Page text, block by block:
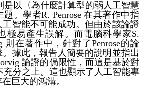
〈為什麼計算型的弱人工智慧
。學者R. Penrose 在其著作中指
智能不可能成功。但由於該論證
極易產生誤解。而電腦科學家S.
則在著作中，針對了Penrose的論
據此，報告人簡要的說明並指出
論證的侷限性，而這是基於對
充分之上。這也顯示了人工智能專
巨大的鴻溝。